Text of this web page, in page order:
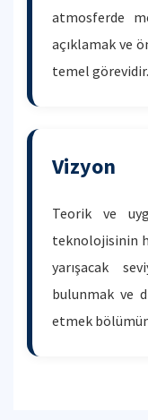
atmosferde
açıklamak ve
temel görevidir.
Vizyon
Teorik ve
teknolojisinin
yarışacak
bulunmak ve
etmek